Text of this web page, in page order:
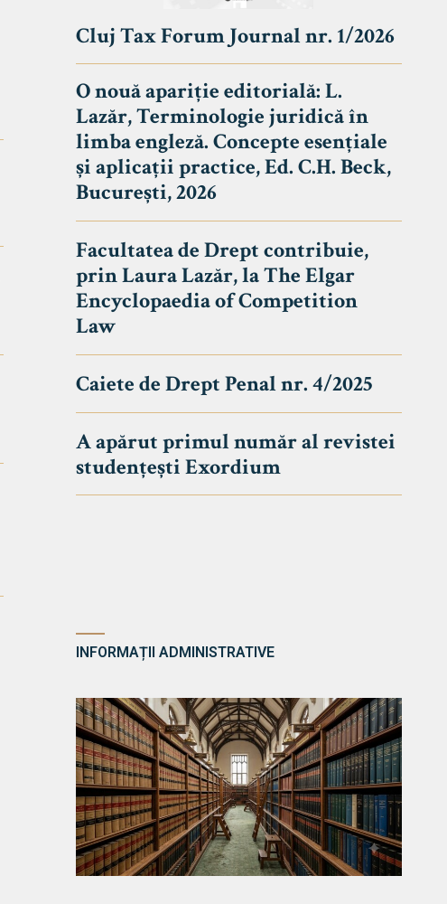
Cluj Tax Forum Journal nr. 1/2026
O nouă apariție editorială: L.
Lazăr, Terminologie juridică în
limba engleză. Concepte esențiale
și aplicații practice, Ed. C.H. Beck,
București, 2026
Facultatea de Drept contribuie,
prin Laura Lazăr, la The Elgar
Encyclopaedia of Competition
Law
Caiete de Drept Penal nr. 4/2025
A apărut primul număr al revistei
studențești Exordium
INFORMAȚII ADMINISTRATIVE